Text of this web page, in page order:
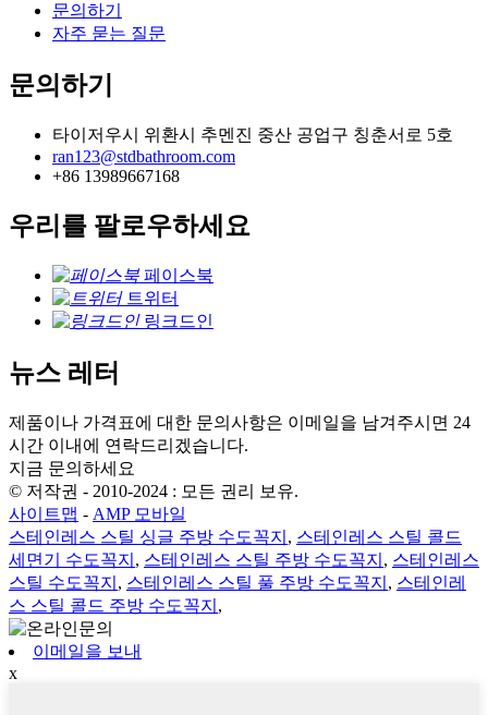
문의하기
자주 묻는 질문
문의하기
타이저우시 위환시 추멘진 중산 공업구 칭춘서로 5호
ran123@stdbathroom.com
+86 13989667168
우리를 팔로우하세요
페이스북
트위터
링크드인
뉴스 레터
제품이나 가격표에 대한 문의사항은 이메일을 남겨주시면 24
시간 이내에 연락드리겠습니다.
지금 문의하세요
© 저작권 - 2010-2024 : 모든 권리 보유.
사이트맵 - AMP 모바일
스테인레스 스틸 싱글 주방 수도꼭지 , 스테인레스 스틸 콜드
세면기 수도꼭지 , 스테인레스 스틸 주방 수도꼭지 , 스테인레스
스틸 수도꼭지 , 스테인레스 스틸 풀 주방 수도꼭지 , 스테인레
스 스틸 콜드 주방 수도꼭지 ,
이메일을 보내
x